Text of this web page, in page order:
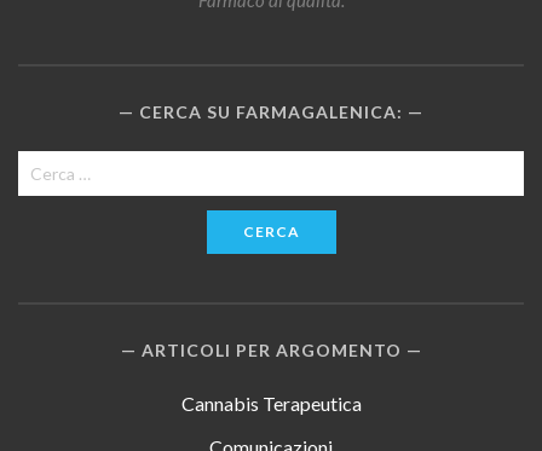
CERCA SU FARMAGALENICA:
Ricerca
per:
ARTICOLI PER ARGOMENTO
Cannabis Terapeutica